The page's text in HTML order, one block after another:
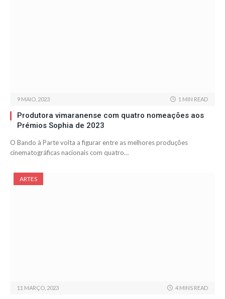
9 MAIO, 2023 1 MIN READ
Produtora vimaranense com quatro nomeações aos
Prémios Sophia de 2023
O Bando à Parte volta a figurar entre as melhores produções
cinematográficas nacionais com quatro…
ARTES
11 MARÇO, 2023 4 MINS READ